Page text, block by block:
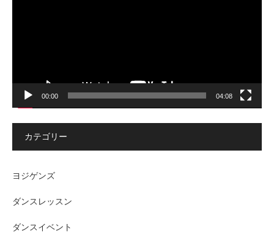
00:00 04:08
カテゴリー
ヨジゲンズ
ダンスレッスン
ダンスイベント